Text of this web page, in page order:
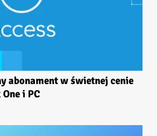
abonament w świetnej cenie
i PC